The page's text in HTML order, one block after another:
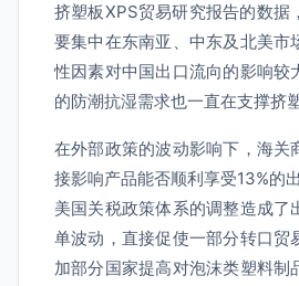
挤塑板XPS贸易研究报告的数据
要集中在东南亚、中东及北美市
性因素对中国出口流向的影响较
的防潮抗湿需求也一直在支撑挤
在外部政策的波动影响下，海关
接影响产品能否顺利享受13%的
美国关税政策体系的调整造成了
单波动，直接促使一部分转口贸
加部分国家提高对泡沫类塑料制